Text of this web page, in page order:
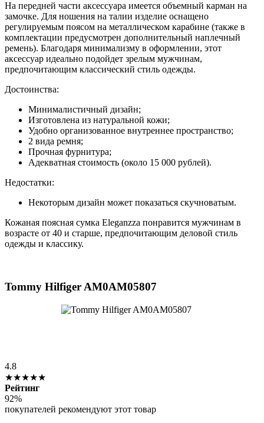
На передней части аксессуара имеется объемный карман на
замочке. Для ношения на талии изделие оснащено
регулируемым поясом на металлическом карабине (также в
комплектации предусмотрен дополнительный наплечный
ремень). Благодаря минимализму в оформлении, этот
аксессуар идеально подойдет зрелым мужчинам,
предпочитающим классический стиль одежды.
Достоинства:
Минималистичный дизайн;
Изготовлена из натуральной кожи;
Удобно организованное внутреннее пространство;
2 вида ремня;
Прочная фурнитура;
Адекватная стоимость (около 15 000 рублей).
Недостатки:
Некоторым дизайн может показаться скучноватым.
Кожаная поясная сумка Eleganzza понравится мужчинам в
возрасте от 40 и старше, предпочитающим деловой стиль
одежды и классику.
Tommy Hilfiger AM0AM05807
4.8
★★★★★
Рейтинг
92%
покупателей рекомендуют этот товар